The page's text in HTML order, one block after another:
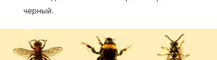
черный.